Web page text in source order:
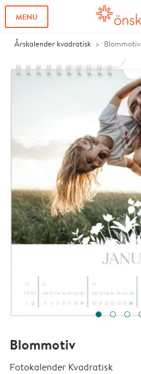
MENU
Årskalender kvadratisk Blommotiv
Blommotiv
Fotokalender Kvadratisk